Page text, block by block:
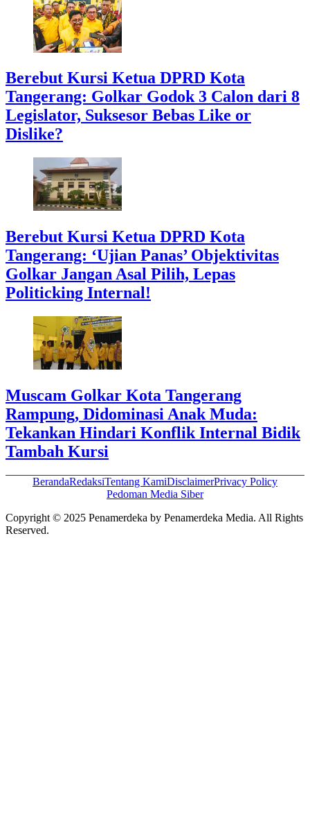
Berebut Kursi Ketua DPRD Kota
Tangerang: Golkar Godok 3 Calon dari 8
Legislator, Suksesor Bebas Like or
Dislike?
Berebut Kursi Ketua DPRD Kota
Tangerang: ‘Ujian Panas’ Objektivitas
Golkar Jangan Asal Pilih, Lepas
Politicking Internal!
Muscam Golkar Kota Tangerang
Rampung, Didominasi Anak Muda:
Tekankan Hindari Konflik Internal Bidik
Tambah Kursi
BerandaRedaksiTentang KamiDisclaimerPrivacy Policy
Pedoman Media Siber
Copyright © 2025 Penamerdeka by Penamerdeka Media. All Rights
Reserved.